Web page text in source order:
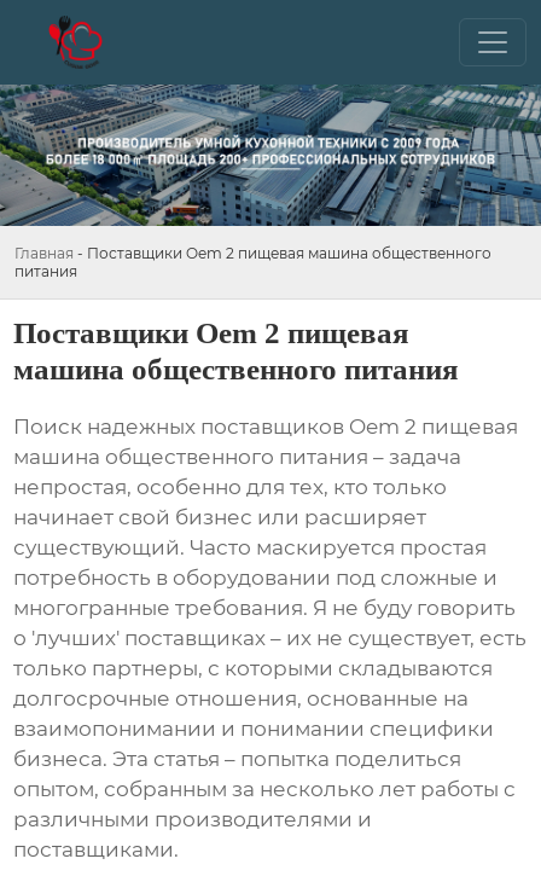
Главная - Поставщики Oem 2 пищевая машина общественного
питания
Поставщики Oem 2 пищевая
машина общественного питания
Поиск надежных поставщиков Oem 2 пищевая
машина общественного питания – задача
непростая, особенно для тех, кто только
начинает свой бизнес или расширяет
существующий. Часто маскируется простая
потребность в оборудовании под сложные и
многогранные требования. Я не буду говорить
о 'лучших' поставщиках – их не существует, есть
только партнеры, с которыми складываются
долгосрочные отношения, основанные на
взаимопонимании и понимании специфики
бизнеса. Эта статья – попытка поделиться
опытом, собранным за несколько лет работы с
различными производителями и
поставщиками.